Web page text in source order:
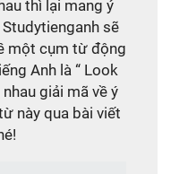
thì lại mang ý
Studytienganh sẽ
một cụm từ động
Anh là “ Look
giải mã về ý
này qua bài viết